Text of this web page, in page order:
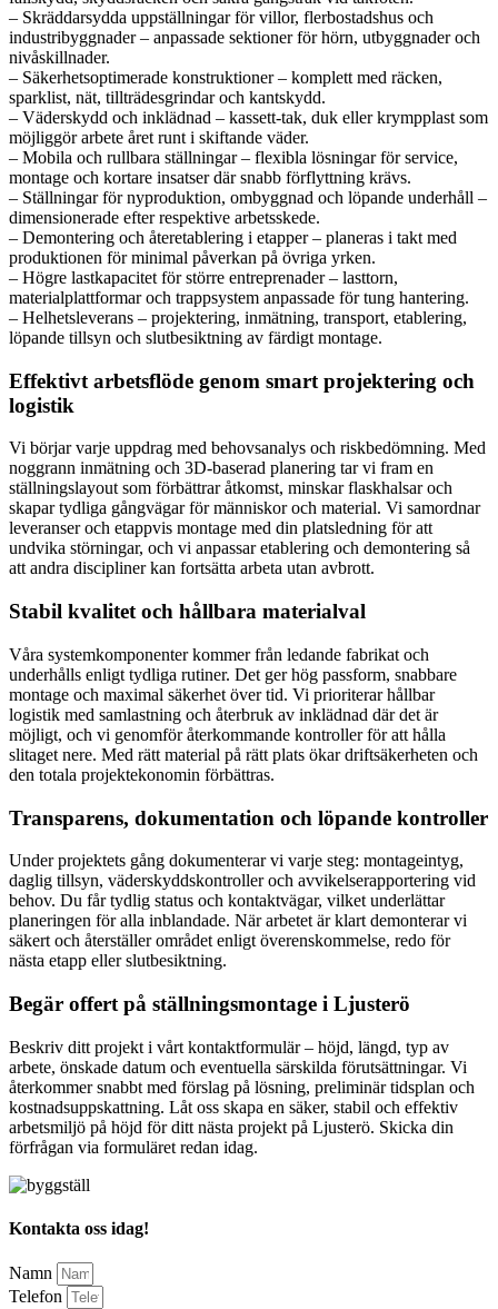
– Skräddarsydda uppställningar för villor, flerbostadshus och
industribyggnader – anpassade sektioner för hörn, utbyggnader och
nivåskillnader.
– Säkerhetsoptimerade konstruktioner – komplett med räcken,
sparklist, nät, tillträdesgrindar och kantskydd.
– Väderskydd och inklädnad – kassett-tak, duk eller krympplast som
möjliggör arbete året runt i skiftande väder.
– Mobila och rullbara ställningar – flexibla lösningar för service,
montage och kortare insatser där snabb förflyttning krävs.
– Ställningar för nyproduktion, ombyggnad och löpande underhåll –
dimensionerade efter respektive arbetsskede.
– Demontering och återetablering i etapper – planeras i takt med
produktionen för minimal påverkan på övriga yrken.
– Högre lastkapacitet för större entreprenader – lasttorn,
materialplattformar och trappsystem anpassade för tung hantering.
– Helhetsleverans – projektering, inmätning, transport, etablering,
löpande tillsyn och slutbesiktning av färdigt montage.
Effektivt arbetsflöde genom smart projektering och
logistik
Vi börjar varje uppdrag med behovsanalys och riskbedömning. Med
noggrann inmätning och 3D-baserad planering tar vi fram en
ställningslayout som förbättrar åtkomst, minskar flaskhalsar och
skapar tydliga gångvägar för människor och material. Vi samordnar
leveranser och etappvis montage med din platsledning för att
undvika störningar, och vi anpassar etablering och demontering så
att andra discipliner kan fortsätta arbeta utan avbrott.
Stabil kvalitet och hållbara materialval
Våra systemkomponenter kommer från ledande fabrikat och
underhålls enligt tydliga rutiner. Det ger hög passform, snabbare
montage och maximal säkerhet över tid. Vi prioriterar hållbar
logistik med samlastning och återbruk av inklädnad där det är
möjligt, och vi genomför återkommande kontroller för att hålla
slitaget nere. Med rätt material på rätt plats ökar driftsäkerheten och
den totala projektekonomin förbättras.
Transparens, dokumentation och löpande kontroller
Under projektets gång dokumenterar vi varje steg: montageintyg,
daglig tillsyn, väderskyddskontroller och avvikelserapportering vid
behov. Du får tydlig status och kontaktvägar, vilket underlättar
planeringen för alla inblandade. När arbetet är klart demonterar vi
säkert och återställer området enligt överenskommelse, redo för
nästa etapp eller slutbesiktning.
Begär offert på ställningsmontage i Ljusterö
Beskriv ditt projekt i vårt kontaktformulär – höjd, längd, typ av
arbete, önskade datum och eventuella särskilda förutsättningar. Vi
återkommer snabbt med förslag på lösning, preliminär tidsplan och
kostnadsuppskattning. Låt oss skapa en säker, stabil och effektiv
arbetsmiljö på höjd för ditt nästa projekt på Ljusterö. Skicka din
förfrågan via formuläret redan idag.
Kontakta oss idag!
Namn
Telefon